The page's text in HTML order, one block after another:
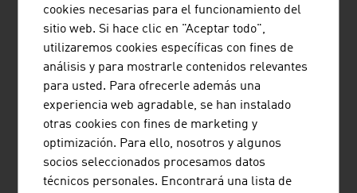
Fuente: ABA Invest in Austria; Statistik Austria
Datos clave sobre infraestructuras en el ámbito de
los transportes por cable/funiculares – Invierno
2024/2025
Empresas de transporte por
cable
cookies necesarias para el funcionamiento del
sitio web. Si hace clic en "Aceptar todo",
utilizaremos cookies específicas con fines de
análisis y para mostrarle contenidos relevantes
para usted. Para ofrecerle además una
experiencia web agradable, se han instalado
otras cookies con fines de marketing y
optimización. Para ello, nosotros y algunos
socios seleccionados procesamos datos
técnicos personales. Encontrará una lista de